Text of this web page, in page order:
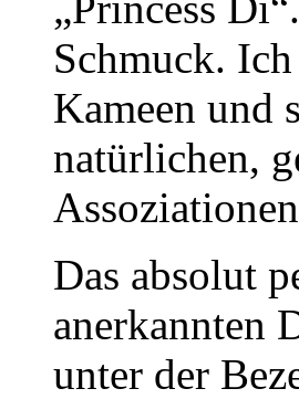
Schmuck.
Kameen und
natürlichen,
Das absolut
anerkannten
unter der